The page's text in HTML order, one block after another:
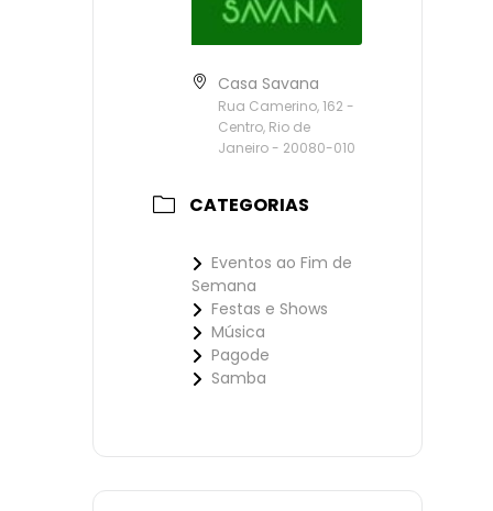
Casa Savana
Rua Camerino, 162 -
Centro, Rio de
Janeiro - 20080-010
CATEGORIAS
Eventos ao Fim de
Semana
Festas e Shows
Música
Pagode
Samba